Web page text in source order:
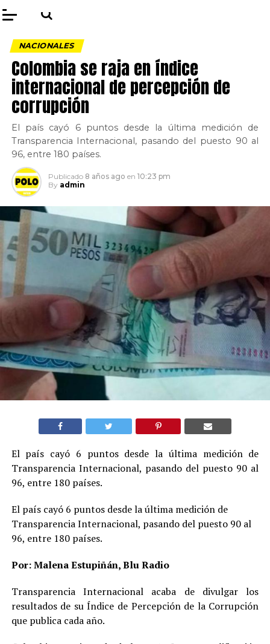
NACIONALES
Colombia se raja en índice
internacional de percepción de
corrupción
El país cayó 6 puntos desde la última medición de
Transparencia Internacional, pasando del puesto 90 al
96, entre 180 países.
Publicado 8 años ago en 10:23 pm
By admin
El país cayó 6 puntos desde la última medición de
Transparencia Internacional, pasando del puesto 90 al
96, entre 180 países.
El país cayó 6 puntos desde la última medición de
Transparencia Internacional, pasando del puesto 90 al
96, entre 180 países.
Por: Malena Estupiñán, Blu Radio
Transparencia Internacional acaba de divulgar los
resultados de su Índice de Percepción de la Corrupción
que publica cada año.